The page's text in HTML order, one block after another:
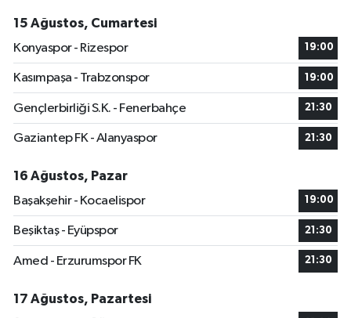
15 Ağustos, Cumartesi
Konyaspor - Rizespor
19:00
Kasımpaşa - Trabzonspor 19:00
Gençlerbirliği S.K. - Fenerbahçe 21:30
Gaziantep FK - Alanyaspor 21:30
16 Ağustos, Pazar
Başakşehir - Kocaelispor
19:00
Beşiktaş - Eyüpspor 21:30
Amed - Erzurumspor FK 21:30
17 Ağustos, Pazartesi